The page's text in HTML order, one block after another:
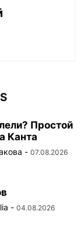
Простой
Канта
- 07.08.2026
- 04.08.2026